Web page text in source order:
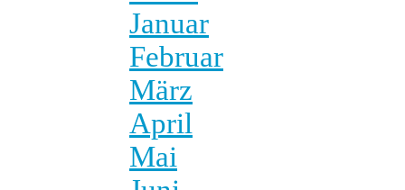
Januar
Februar
März
April
Mai